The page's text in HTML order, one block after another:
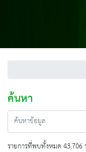
ค้นหา
รายการที่พบทั้งหมด 43,706